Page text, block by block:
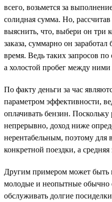
всего, возьмется за
солидная сумма. Но,
выяснить, что, выбери он три
заказа, суммарно он
время. Ведь таких запросов по
а холостой пробег между
По факту деньги за час
параметром эффективности,
оплачивать бензин. Поскольку
непрерывно, доход ниже
нерентабельным, поэтому для
конкретной поездки, а
Другим примером может быть
молодые и неопытные обычно
обслуживать долгие